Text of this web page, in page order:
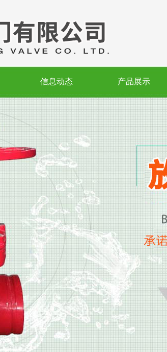
信息动态 产品展示